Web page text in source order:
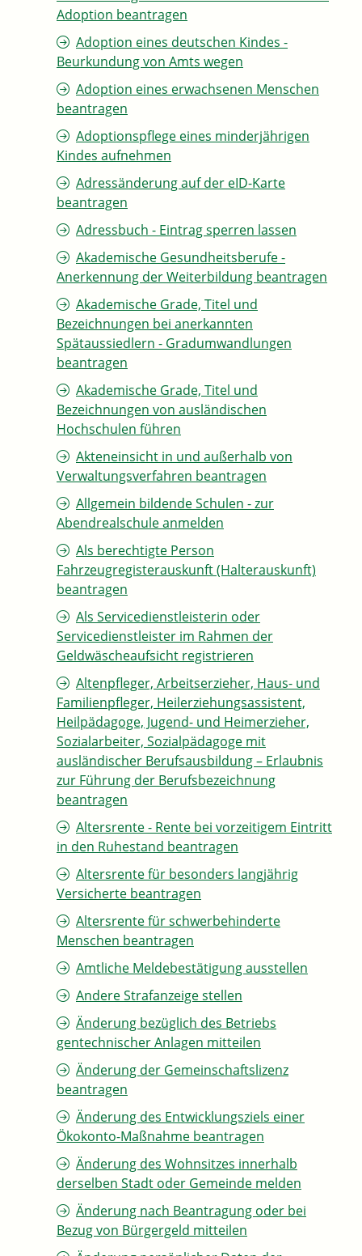
Adoption beantragen
Adoption eines deutschen Kindes -
Beurkundung von Amts wegen
Adoption eines erwachsenen Menschen
beantragen
Adoptionspflege eines minderjährigen
Kindes aufnehmen
Adressänderung auf der eID-Karte
beantragen
Adressbuch - Eintrag sperren lassen
Akademische Gesundheitsberufe -
Anerkennung der Weiterbildung beantragen
Akademische Grade, Titel und
Bezeichnungen bei anerkannten
Spätaussiedlern - Gradumwandlungen
beantragen
Akademische Grade, Titel und
Bezeichnungen von ausländischen
Hochschulen führen
Akteneinsicht in und außerhalb von
Verwaltungsverfahren beantragen
Allgemein bildende Schulen - zur
Abendrealschule anmelden
Als berechtigte Person
Fahrzeugregisterauskunft (Halterauskunft)
beantragen
Als Servicedienstleisterin oder
Servicedienstleister im Rahmen der
Geldwäscheaufsicht registrieren
Altenpfleger, Arbeitserzieher, Haus- und
Familienpfleger, Heilerziehungsassistent,
Heilpädagoge, Jugend- und Heimerzieher,
Sozialarbeiter, Sozialpädagoge mit
ausländischer Berufsausbildung – Erlaubnis
zur Führung der Berufsbezeichnung
beantragen
Altersrente - Rente bei vorzeitigem Eintritt
in den Ruhestand beantragen
Altersrente für besonders langjährig
Versicherte beantragen
Altersrente für schwerbehinderte
Menschen beantragen
Amtliche Meldebestätigung ausstellen
Andere Strafanzeige stellen
Änderung bezüglich des Betriebs
gentechnischer Anlagen mitteilen
Änderung der Gemeinschaftslizenz
beantragen
Änderung des Entwicklungsziels einer
Ökokonto-Maßnahme beantragen
Änderung des Wohnsitzes innerhalb
derselben Stadt oder Gemeinde melden
Änderung nach Beantragung oder bei
Bezug von Bürgergeld mitteilen